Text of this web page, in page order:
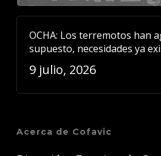
OCHA: Los terremotos han
supuesto, necesidades ya
9 julio, 2026
Acerca de Cofavic